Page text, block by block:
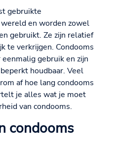
gebruikte
en worden zowel
gebruikt. Ze zijn relatief
te verkrijgen. Condooms
gebruik en zijn
houdbaar. Veel
af hoe lang condooms
je alles wat je moet
van condooms.
condooms